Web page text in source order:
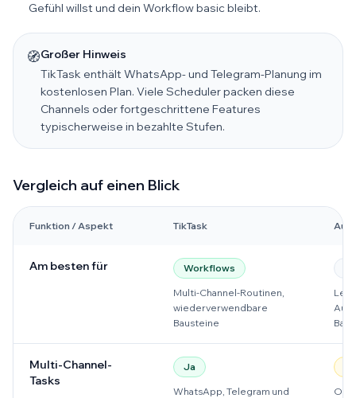
Gefühl willst und dein Workflow basic bleibt.
🧭Großer Hinweis
TikTask enthält WhatsApp- und Telegram-Planung im
kostenlosen Plan. Viele Scheduler packen diese
Channels oder fortgeschrittene Features
typischerweise in bezahlte Stufen.
Vergleich auf einen Blick
Funktion / Aspekt TikTask
Am besten für Workflows
Multi-Channel-Routinen,
wiederverwendbare
Bausteine
Multi-Channel-
Tasks
Ja
WhatsApp, Telegram und
Oft